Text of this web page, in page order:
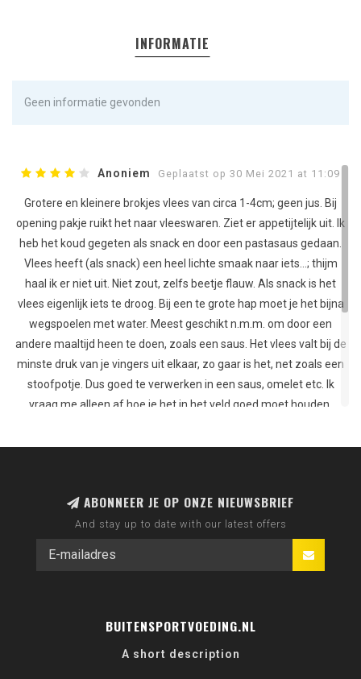
INFORMATIE
Geen informatie gevonden
Anoniem Geplaatst op 30 Mei 2021 at 11:09
Grotere en kleinere brokjes vlees van circa 1-4cm; geen jus. Bij
opening pakje ruikt het naar vleeswaren. Ziet er appetijtelijk uit. Ik
heb het koud gegeten als snack en door een pastasaus gedaan.
Vlees heeft (als snack) een heel lichte smaak naar iets...; thijm
haal ik er niet uit. Niet zout, zelfs beetje flauw. Als snack is het
vlees eigenlijk iets te droog. Bij een te grote hap moet je het bijna
wegspoelen met water. Meest geschikt n.m.m. om door een
andere maaltijd heen te doen, zoals een saus. Het vlees valt bij de
minste druk van je vingers uit elkaar, zo gaar is het, net zoals een
stoofpotje. Dus goed te verwerken in een saus, omelet etc. Ik
vraag me alleen af hoe je het in het veld goed moet houden,
bij warm weer ligt bederven en voedselvergiftiging dan op de loer.
ABONNEER JE OP ONZE NIEUWSBRIEF
And stay up to date with our latest offers
BUITENSPORTVOEDING.NL
A short description